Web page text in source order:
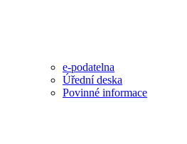
e-podatelna
Úřední deska
Povinné informace